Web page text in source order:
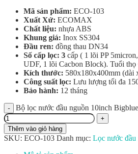
Mã sản phẩm: ECO-103
Xuất Xứ: ECOMAX
Chất liệu: nhựa ABS
Khung giá: Inox SS304
Đầu ren: đồng thau DN34
Số cấp lọc: 3 cấp ( 1 lõi PP
UDF, 1 lõi Cacbon Block). Tuổi thọ
Kích thước: 580x180x400mm (dài
Công suất lọc: Lưu lượng tối đa
Bảo hành: 12 tháng
Bộ lọc nước đầu nguồn 10inch
Thêm vào giỏ hàng
SKU: ECO-103 Danh mục: Lọc nước đầu